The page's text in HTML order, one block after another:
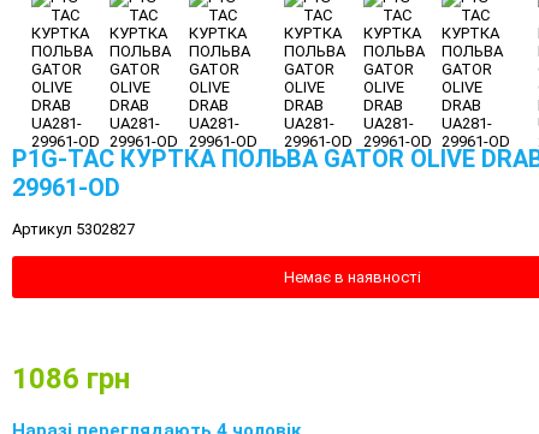
P1G-TAC КУРТКА ПОЛЬВА GATOR OLIVE
29961-OD
Артикул 5302827
Немає в наявності
1086 грн